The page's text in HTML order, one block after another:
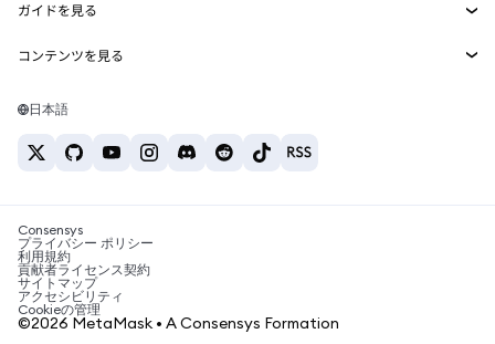
Snaps
Web3サービス
セキュリティ
サポート
キャリア
お問い合わせ
Solanaの価格
Tetherの価格
ETH→USD
USDT→INR
BTC→INR
ETH→USDT
ガイドを見る
ETHの購入
USDTの購入
SHIBの購入
BNBの購入
コンテンツを見る
Solanaウォレット
税制関連ニュース
暗号資産の購入方法は？
ビットコインを売るには？
日本語
Consensys
プライバシー ポリシー
利用規約
貢献者ライセンス契約
サイトマップ
アクセシビリティ
Cookieの管理
©2026 MetaMask • A Consensys Formation